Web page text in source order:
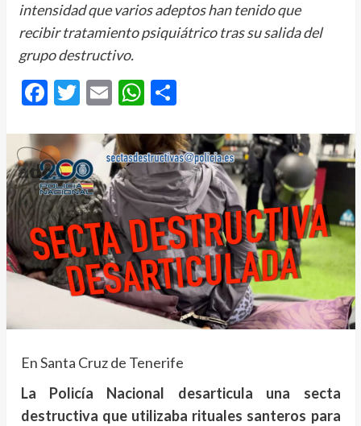
intensidad que varios adeptos han tenido que
recibir tratamiento psiquiátrico tras su salida del
grupo destructivo.
Facebook
Twitter
EmailWhatsApp
Compartir
En Santa Cruz de Tenerife
La Policía Nacional desarticula una secta
destructiva que utilizaba rituales santeros para